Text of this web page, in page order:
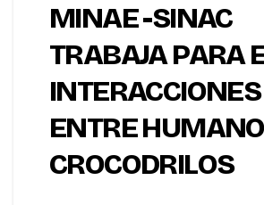
MINAE -SINAC
TRABAJA PARA
INTERACCIONES
ENTRE
CROCODRILOS